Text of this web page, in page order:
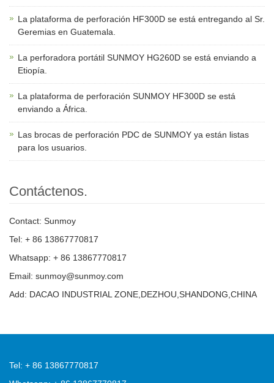
La plataforma de perforación HF300D se está entregando al Sr.
Geremias en Guatemala.
La perforadora portátil SUNMOY HG260D se está enviando a
Etiopía.
La plataforma de perforación SUNMOY HF300D se está
enviando a África.
Las brocas de perforación PDC de SUNMOY ya están listas
para los usuarios.
Contáctenos.
Contact: Sunmoy
Tel: + 86 13867770817
Whatsapp: + 86 13867770817
Email: sunmoy@sunmoy.com
Add: DACAO INDUSTRIAL ZONE,DEZHOU,SHANDONG,CHINA
Tel: + 86 13867770817